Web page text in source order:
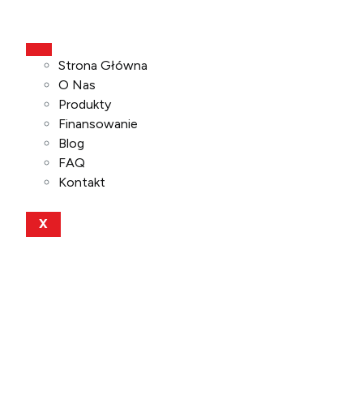
Strona Główna
O Nas
Produkty
Finansowanie
Blog
FAQ
Kontakt
X